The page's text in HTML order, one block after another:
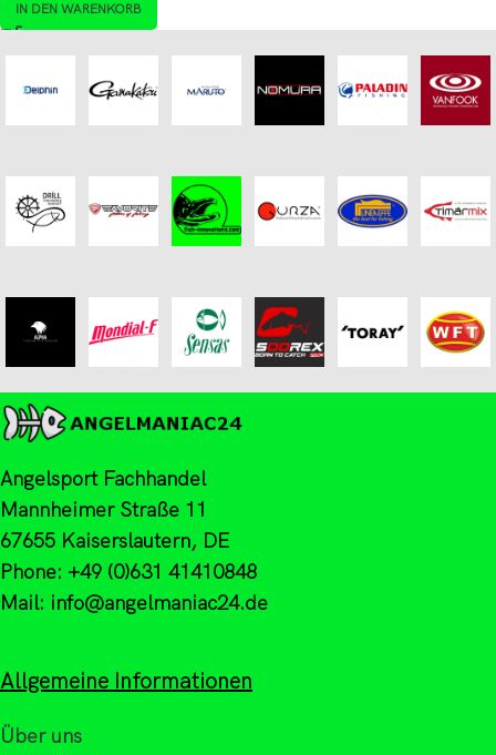
IN DEN WARENKORB
Angelsport Fachhandel
Mannheimer Straße 11
67655 Kaiserslautern, DE
Phone: +49 (0)631 41410848
Mail: info@angelmaniac24.de
Allgemeine Informationen
Über uns